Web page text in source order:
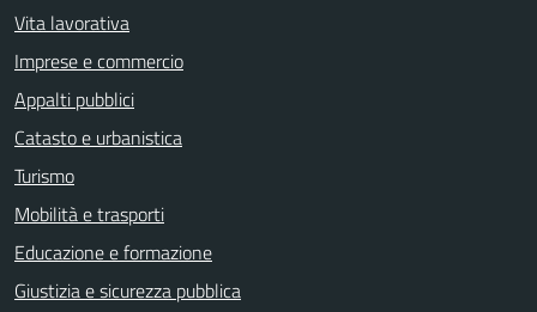
Vita lavorativa
Imprese e commercio
Appalti pubblici
Catasto e urbanistica
Turismo
Mobilità e trasporti
Educazione e formazione
Giustizia e sicurezza pubblica